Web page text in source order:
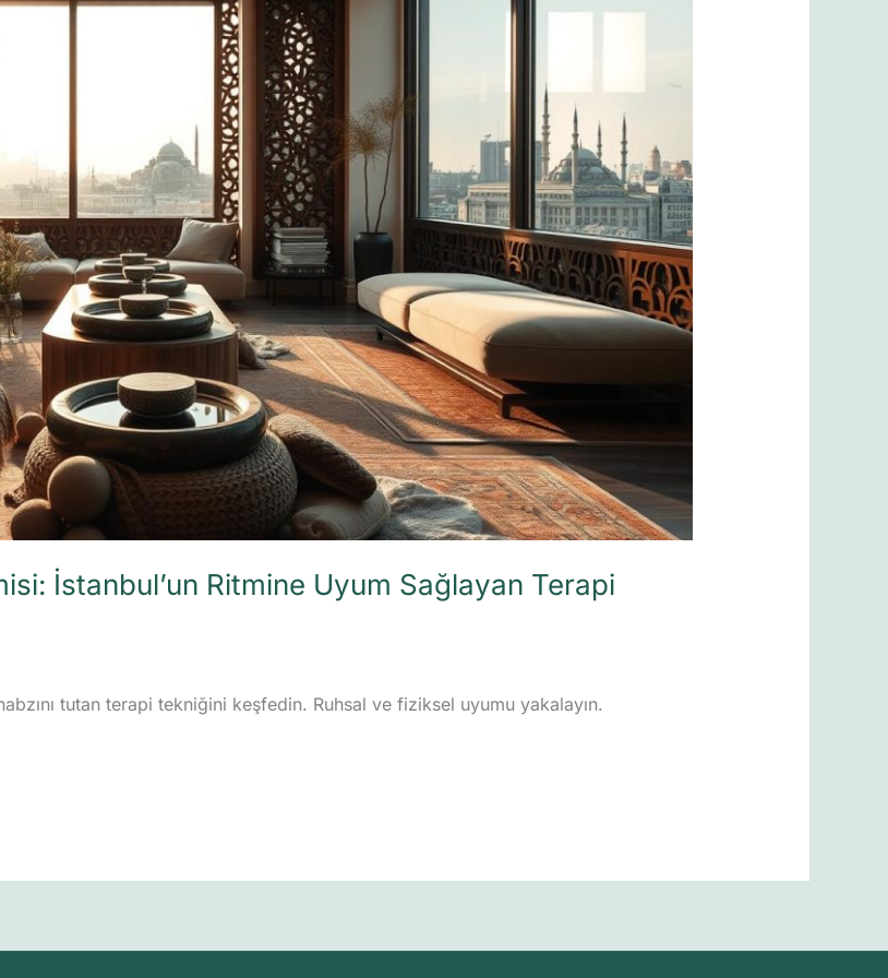
İstanbul’un Ritmine Uyum Sağlayan Terapi
tutan terapi tekniğini keşfedin. Ruhsal ve fiziksel uyumu yakalayın.